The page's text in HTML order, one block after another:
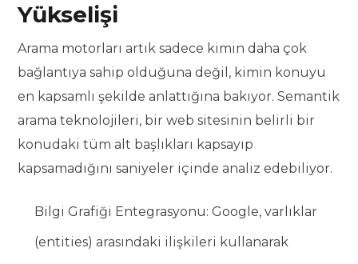
Yükselişi
Arama motorları artık sadece kimin daha çok
bağlantıya sahip olduğuna değil, kimin konuyu
en kapsamlı şekilde anlattığına bakıyor. Semantik
arama teknolojileri, bir web sitesinin belirli bir
konudaki tüm alt başlıkları kapsayıp
kapsamadığını saniyeler içinde analiz edebiliyor.
Bilgi Grafiği Entegrasyonu: Google, varlıklar
(entities) arasındaki ilişkileri kullanarak